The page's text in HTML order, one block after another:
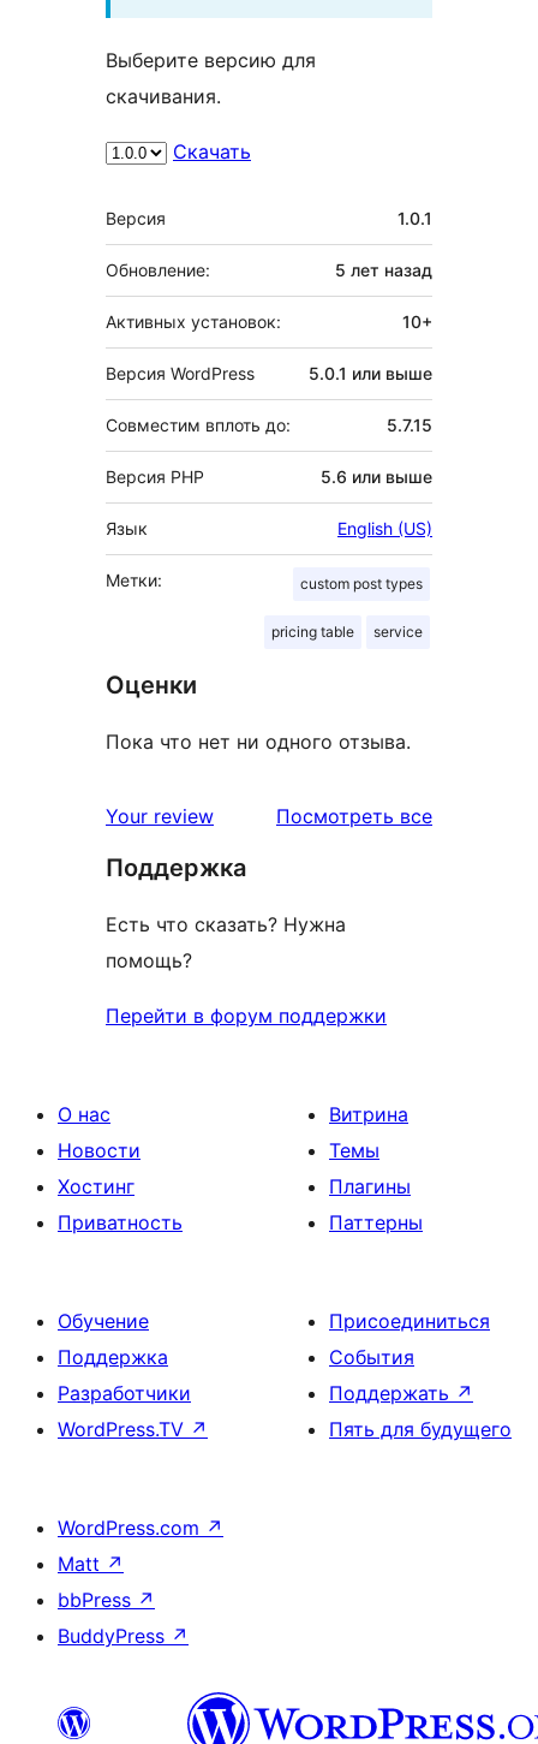
Выберите версию для
скачивания.
Скачать
Мета
Версия 1.0.1
Обновление: 5 лет назад
Активных установок: 10+
Версия WordPress 5.0.1 или выше
Совместим вплоть до: 5.7.15
Версия PHP 5.6 или выше
Язык English (US)
Метки: custom post types
pricing table service
Оценки
Пока что нет ни одного отзыва.
Your review Посмотреть всеотзывы
Поддержка
Есть что сказать? Нужна
помощь?
Перейти в форум поддержки
О нас
Новости
Хостинг
Приватность
Витрина
Темы
Плагины
Паттерны
Обучение
Поддержка
Разработчики
WordPress.TV ↗
Присоединиться
События
Поддержать ↗
Пять для будущего
WordPress.com ↗
Matt ↗
bbPress ↗
BuddyPress ↗